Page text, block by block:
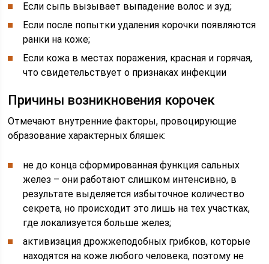
Если сыпь вызывает выпадение волос и зуд;
Если после попытки удаления корочки появляются
ранки на коже;
Если кожа в местах поражения, красная и горячая,
что свидетельствует о признаках инфекции
Причины возникновения корочек
Отмечают внутренние факторы, провоцирующие
образование характерных бляшек:
не до конца сформированная функция сальных
желез – они работают слишком интенсивно, в
результате выделяется избыточное количество
секрета, но происходит это лишь на тех участках,
где локализуется больше желез;
активизация дрожжеподобных грибков, которые
находятся на коже любого человека, поэтому не